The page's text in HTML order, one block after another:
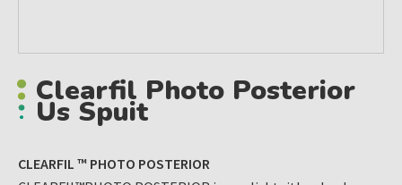
Clearfil Photo Posterior
Us Spuit
CLEARFIL ™ PHOTO POSTERIOR